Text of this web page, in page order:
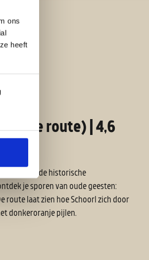
ons
heeft
route) | 4,6
waar je de historische
je sporen van oude geesten:
route laat zien hoe Schoorl zich door
donkeroranje pijlen.